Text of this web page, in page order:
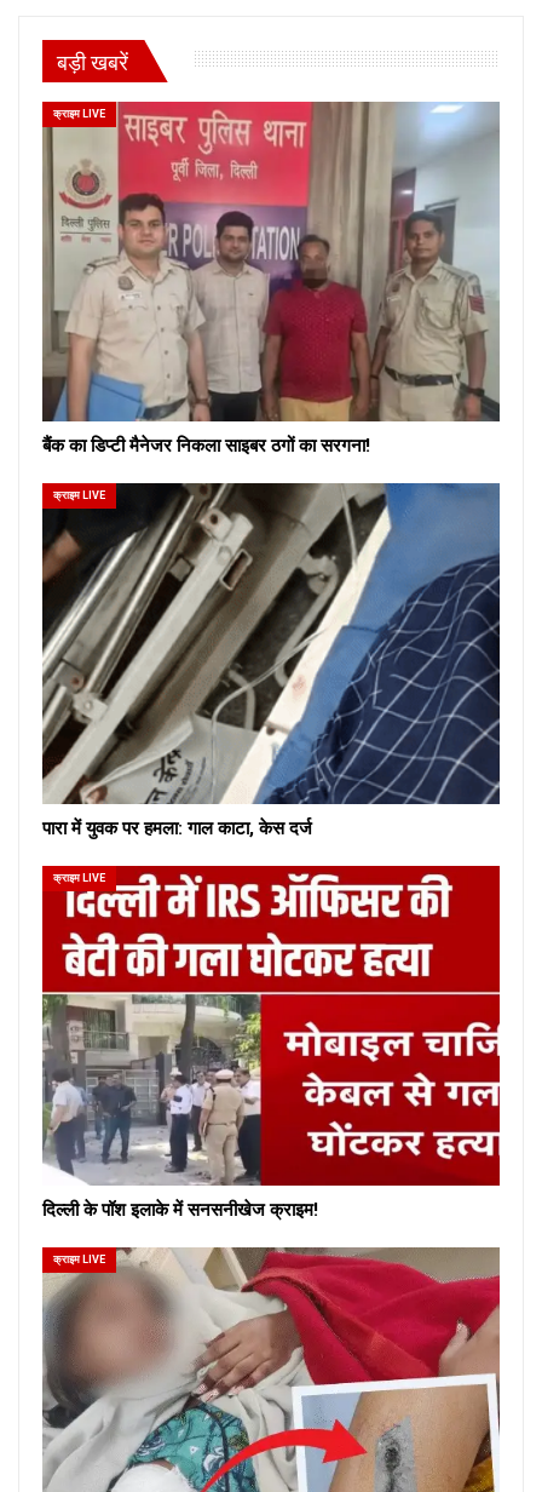
बड़ी खबरें
क्राइम LIVE
बैंक का डिप्टी मैनेजर निकला साइबर ठगों का सरगना!
क्राइम LIVE
पारा में युवक पर हमला: गाल काटा, केस दर्ज
क्राइम LIVE
दिल्ली के पॉश इलाके में सनसनीखेज क्राइम!
क्राइम LIVE